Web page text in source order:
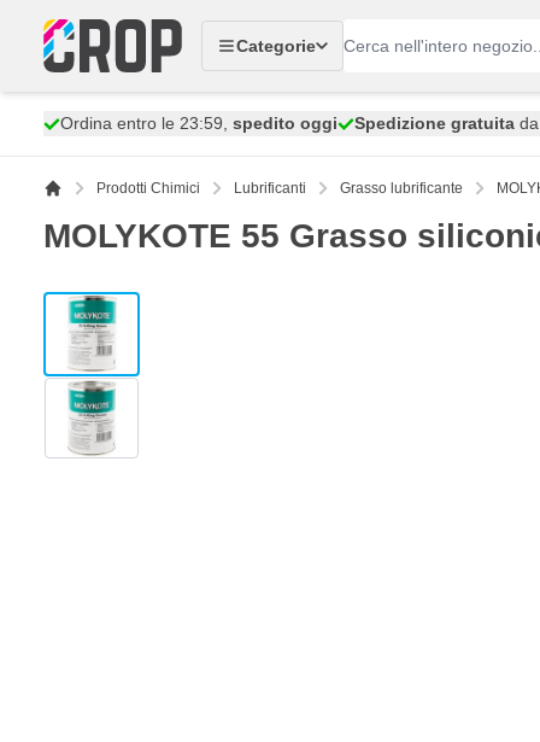
Categorie
Ordina entro le 23:59, spedito oggi Spedizione gratuita
Prodotti Chimici Lubrificanti Grasso lubrificante
MOLYKOTE 55 Grasso
View larger image
View larger image